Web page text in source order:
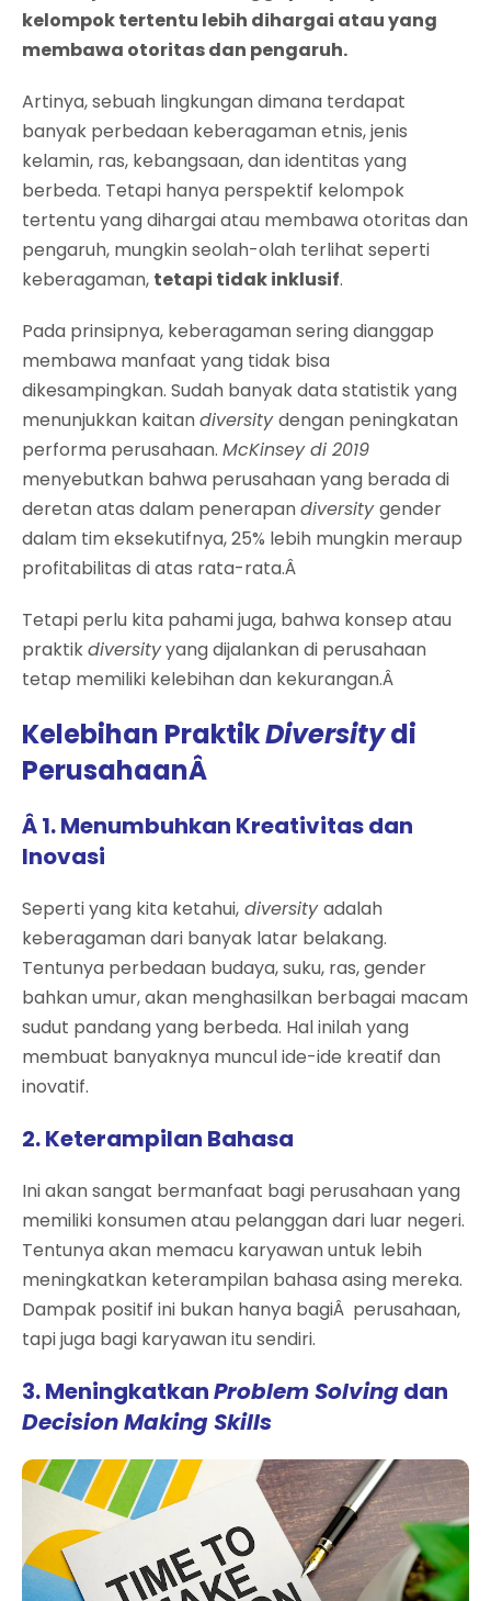
kelompok tertentu lebih dihargai atau yang
membawa otoritas dan pengaruh.
Artinya, sebuah lingkungan dimana terdapat
banyak perbedaan keberagaman etnis, jenis
kelamin, ras, kebangsaan, dan identitas yang
berbeda. Tetapi hanya perspektif kelompok
tertentu yang dihargai atau membawa otoritas dan
pengaruh, mungkin seolah-olah terlihat seperti
keberagaman, tetapi tidak inklusif.
Pada prinsipnya, keberagaman sering dianggap
membawa manfaat yang tidak bisa
dikesampingkan. Sudah banyak data statistik yang
menunjukkan kaitandiversitydengan peningkatan
performa perusahaan. McKinsey di 2019
menyebutkan bahwa perusahaan yang berada di
deretan atas dalam penerapandiversitygender
dalam tim eksekutifnya, 25% lebih mungkin meraup
profitabilitas di atas rata-rata.Â
Tetapi perlu kita pahami juga, bahwa konsep atau
praktikdiversityyang dijalankan di perusahaan
tetap memiliki kelebihan dan kekurangan.Â
Kelebihan PraktikDiversitydi
PerusahaanÂ
Â 1. Menumbuhkan Kreativitas dan
Inovasi
Seperti yang kita ketahui, diversityadalah
keberagaman dari banyak latar belakang.
Tentunya perbedaan budaya, suku, ras, gender
bahkan umur, akan menghasilkan berbagai macam
sudut pandang yang berbeda. Hal inilah yang
membuat banyaknya muncul ide-ide kreatif dan
inovatif.
2. Keterampilan Bahasa
Ini akan sangat bermanfaat bagi perusahaan yang
memiliki konsumen atau pelanggan dari luar negeri.
Tentunya akan memacu karyawan untuk lebih
meningkatkan keterampilan bahasa asing mereka.
Dampak positif ini bukan hanya bagiÂ perusahaan,
tapi juga bagi karyawan itu sendiri.
3. MeningkatkanProblem Solvingdan
Decision Making Skills